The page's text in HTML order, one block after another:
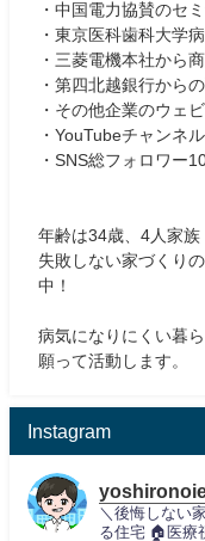
・中国電力協賛のセ
・東京医科歯科大学
・三菱電機本社から
・第四北越銀行から
・その他企業のウェ
・YouTubeチャンネ
・SNS総フォロワー
年齢は34歳、4人家族
失敗しない家づくり
中！
病気になりにくい暮
願って活動します。
Instagram
＼後悔しない
る住宅 🏠医療